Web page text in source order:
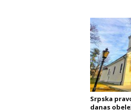
Srpska
danas